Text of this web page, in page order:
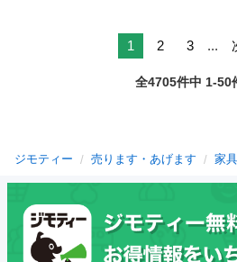
1 2 3 ...
全4705件中 1-50
ジモティー 売ります・あげます 家具